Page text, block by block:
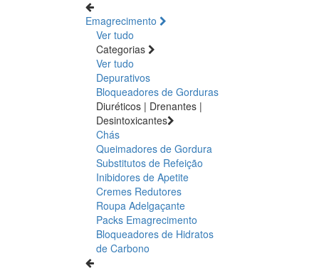
Emagrecimento
Ver tudo
Categorias
Ver tudo
Depurativos
Bloqueadores de Gorduras
Diuréticos | Drenantes |
Desintoxicantes
Chás
Queimadores de Gordura
Substitutos de Refeição
Inibidores de Apetite
Cremes Redutores
Roupa Adelgaçante
Packs Emagrecimento
Bloqueadores de Hidratos
de Carbono